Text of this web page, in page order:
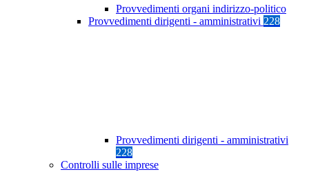
Provvedimenti organi indirizzo-politico
Provvedimenti dirigenti - amministrativi 228
Provvedimenti dirigenti - amministrativi
228
Controlli sulle imprese